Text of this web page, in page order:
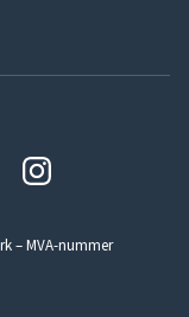
– MVA-nummer